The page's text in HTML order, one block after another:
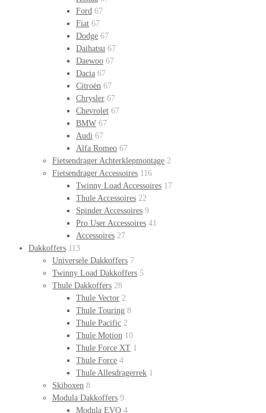
Ford 67
Fiat 67
Dodge 67
Daihatsu 67
Daewoo 67
Dacia 67
Citroën 67
Chrysler 67
Chevrolet 67
BMW 67
Audi 67
Alfa Romeo 67
Fietsendrager Achterklepmontage 2
Fietsendrager Accessoires 116
Twinny Load Accessoires 17
Thule Accessoires 22
Spinder Accessoires 9
Pro User Accessoires 41
Accessoires 27
Dakkoffers 113
Universele Dakkoffers 7
Twinny Load Dakkoffers 5
Thule Dakkoffers 28
Thule Vector 2
Thule Touring 8
Thule Pacific 2
Thule Motion 10
Thule Force XT 1
Thule Force 4
Thule Allesdragerrek 1
Skiboxen 8
Modula Dakkoffers 9
Modula EVO 4